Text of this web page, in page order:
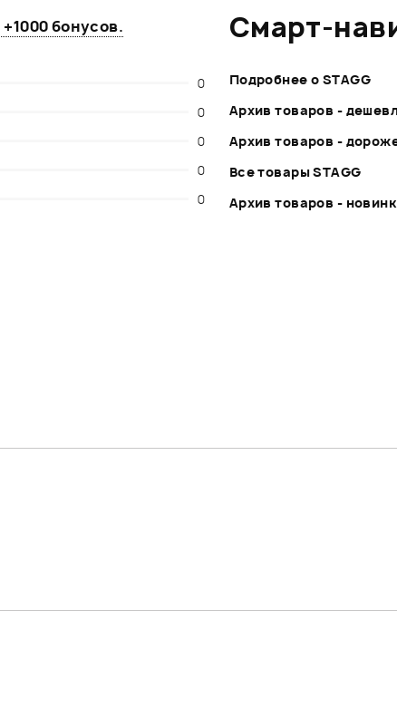
+1000 бонусов.
0
0
0
0
0
Смарт-
Подробнее о STAGG
Архив товаров -
Архив товаров -
Все товары STAGG
Архив товаров -